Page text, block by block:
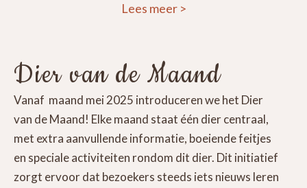
Lees meer >
Dier van de Maand
Vanaf maand mei 2025 introduceren we het Dier
van de Maand! Elke maand staat één dier centraal,
met extra aanvullende informatie, boeiende feitjes
en speciale activiteiten rondom dit dier. Dit initiatief
zorgt ervoor dat bezoekers steeds iets nieuws leren